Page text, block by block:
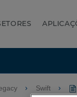
Swift